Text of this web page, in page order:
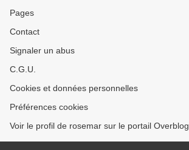
Pages
Contact
Signaler un abus
C.G.U.
Cookies et données personnelles
Préférences cookies
Voir le profil de rosemar sur le portail Overblog